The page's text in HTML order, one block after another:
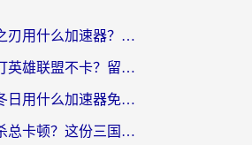
国外打魔渊之刃用什么加速器？2026海外玩家国服游戏加速全攻略（附闪耀暖暖&复苏的魔女避坑指南）
在美国怎么打英雄联盟不卡？留学生亲测的国服游戏加速全攻略
国外玩无尽冬日用什么加速器免费？海外党国服游戏加速避坑指南
海外玩三国杀总卡顿？这份三国杀游戏加速器指南帮你告别延迟烦恼